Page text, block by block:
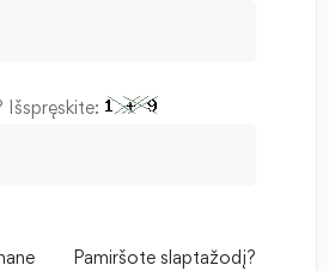
Išspręskite:
Pamiršote slaptažodį?